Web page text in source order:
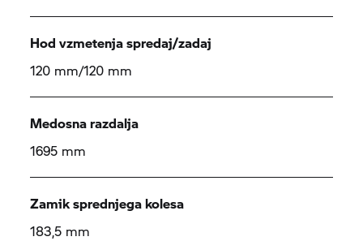
Hod vzmetenja spredaj/zadaj
120 mm/120 mm
Medosna razdalja
1695 mm
Zamik sprednjega kolesa
183,5 mm